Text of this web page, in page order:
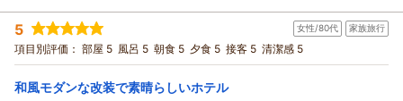
投稿者： 名犬ランさん(男性/70代)
宿泊プラン： 【基本】お市の方・浅井三姉妹ゆかりの天然温泉と旬の懐石料
理〇寛ぎプラン◆夕映
ツイン 朝・夕
宿泊価格帯： 18,001～19,000円(大人一人あたり/税込)
5 女性/80代 家族旅行
項目別評価： 部屋 5 風呂 5 朝食 5 夕食 5 接客 5 清潔感 5
和風モダンな改装で素晴らしいホテル